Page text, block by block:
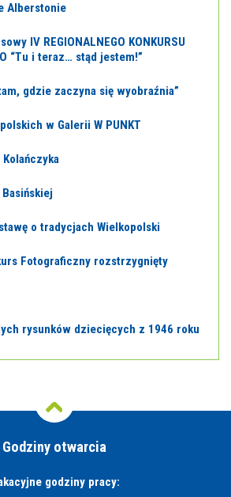
Alberstonie
IV REGIONALNEGO KONKURSU
“Tu i teraz… stąd jestem!”
gdzie zaczyna się wyobraźnia”
w Galerii W PUNKT
o tradycjach Wielkopolski
Fotograficzny rozstrzygnięty
rysunków dziecięcych z 1946 roku
Godziny otwarcia
godziny pracy: